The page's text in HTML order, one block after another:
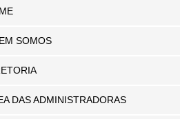
SOMOS
DAS ADMINISTRADORAS